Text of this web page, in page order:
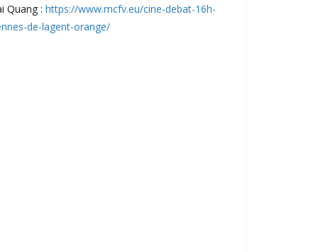
Quang : https://www.mcfv.eu/cine-debat-16h-
de-lagent-orange/